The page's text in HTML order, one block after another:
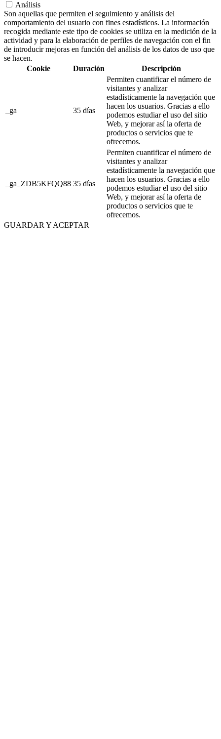
Análisis
Son aquellas que permiten el seguimiento y análisis del
comportamiento del usuario con fines estadísticos. La información
recogida mediante este tipo de cookies se utiliza en la medición de la
actividad y para la elaboración de perfiles de navegación con el fin
de introducir mejoras en función del análisis de los datos de uso que
se hacen.
Cookie
Duración Descripción
_ga 35 días
Permiten cuantificar el número de
visitantes y analizar
estadísticamente la navegación que
hacen los usuarios. Gracias a ello
podemos estudiar el uso del sitio
Web, y mejorar así la oferta de
productos o servicios que te
ofrecemos.
_ga_ZDB5KFQQ88 35 días
Permiten cuantificar el número de
visitantes y analizar
estadísticamente la navegación que
hacen los usuarios. Gracias a ello
podemos estudiar el uso del sitio
Web, y mejorar así la oferta de
productos o servicios que te
ofrecemos.
GUARDAR Y ACEPTAR